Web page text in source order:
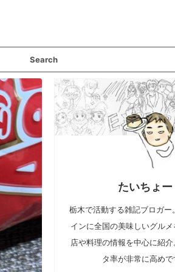
Search
たいちょー
栃木で活動する雑記ブロガー
インに全国の美味しいグル
店や料理の情報を中心に紹
タ率が非常に高めで